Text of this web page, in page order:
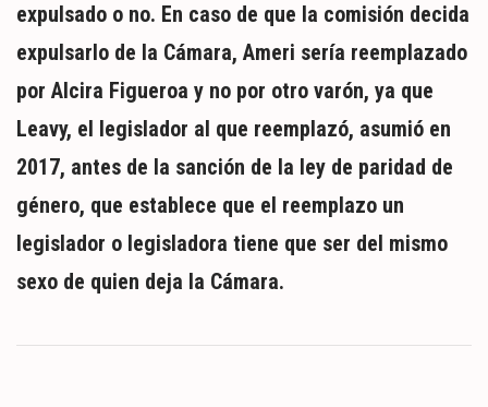
expulsado o no. En caso de que la comisión decida
expulsarlo de la Cámara, Ameri sería reemplazado
por Alcira Figueroa y no por otro varón, ya que
Leavy, el legislador al que reemplazó, asumió en
2017, antes de la sanción de la ley de paridad de
género, que establece que el reemplazo un
legislador o legisladora tiene que ser del mismo
sexo de quien deja la Cámara.